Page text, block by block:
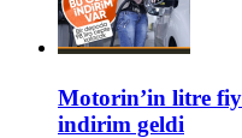
Motorin’in litre
indirim geldi